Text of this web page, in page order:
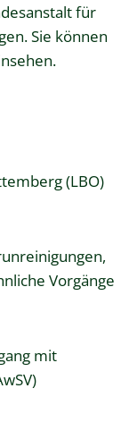
für
Sie können
(LBO)
Vorgänge
mit